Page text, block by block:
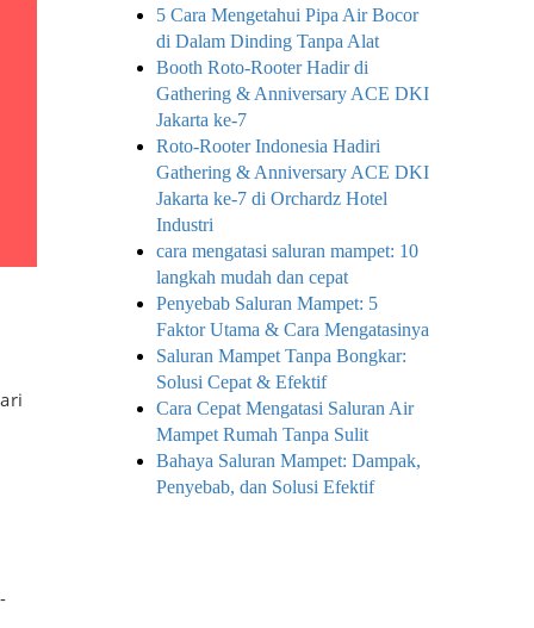
5 Cara Mengetahui Pipa Air Bocor
di Dalam Dinding Tanpa Alat
Booth Roto-Rooter Hadir di
Gathering & Anniversary ACE DKI
Jakarta ke-7
Roto-Rooter Indonesia Hadiri
Gathering & Anniversary ACE DKI
Jakarta ke-7 di Orchardz Hotel
Industri
cara mengatasi saluran mampet: 10
langkah mudah dan cepat
Penyebab Saluran Mampet: 5
Faktor Utama & Cara Mengatasinya
Saluran Mampet Tanpa Bongkar:
Solusi Cepat & Efektif
Cara Cepat Mengatasi Saluran Air
Mampet Rumah Tanpa Sulit
Bahaya Saluran Mampet: Dampak,
Penyebab, dan Solusi Efektif